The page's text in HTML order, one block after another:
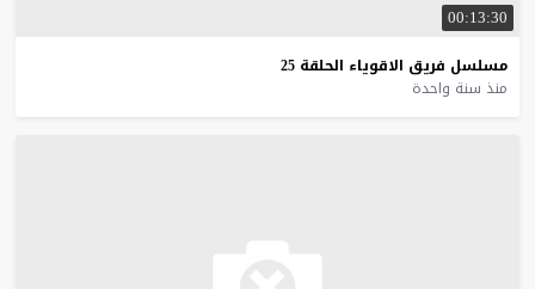
00:13:30
مسلسل فريق الاقوياء الحلقة 25
منذ سنة واحدة